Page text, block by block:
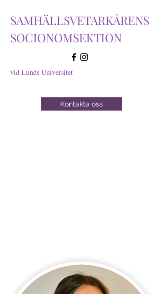
SAMHÄLLSVETARKÅRENS
SOCIONOMSEKTION
vid Lunds Universitet
Kontakta oss